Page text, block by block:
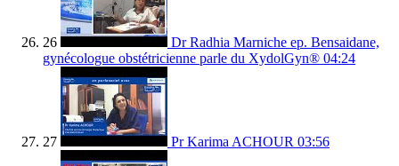
26
Dr Radhia Marniche ep. Bensaidane,
gynécologue obstétricienne parle du XydolGyn® 04:24
27 Pr Karima ACHOUR 03:56